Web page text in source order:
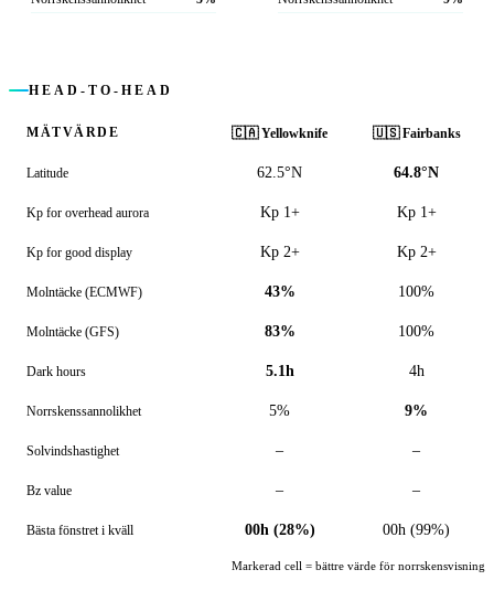
HEAD-TO-HEAD
MÄTVÄRDE 🇨🇦 Yellowknife 🇺🇸 Fairbanks
Latitude 62.5°N 64.8°N
Kp for overhead aurora Kp 1+ Kp 1+
Kp for good display Kp 2+ Kp 2+
Molntäcke (ECMWF) 43% 100%
Molntäcke (GFS) 83% 100%
Dark hours 5.1h 4h
Norrskens­sannolikhet 5% 9%
Solvindshastighet – –
Bz value – –
Bästa fönstret i kväll 00h (28%) 00h (99%)
Markerad cell = bättre värde för norrskensvisning